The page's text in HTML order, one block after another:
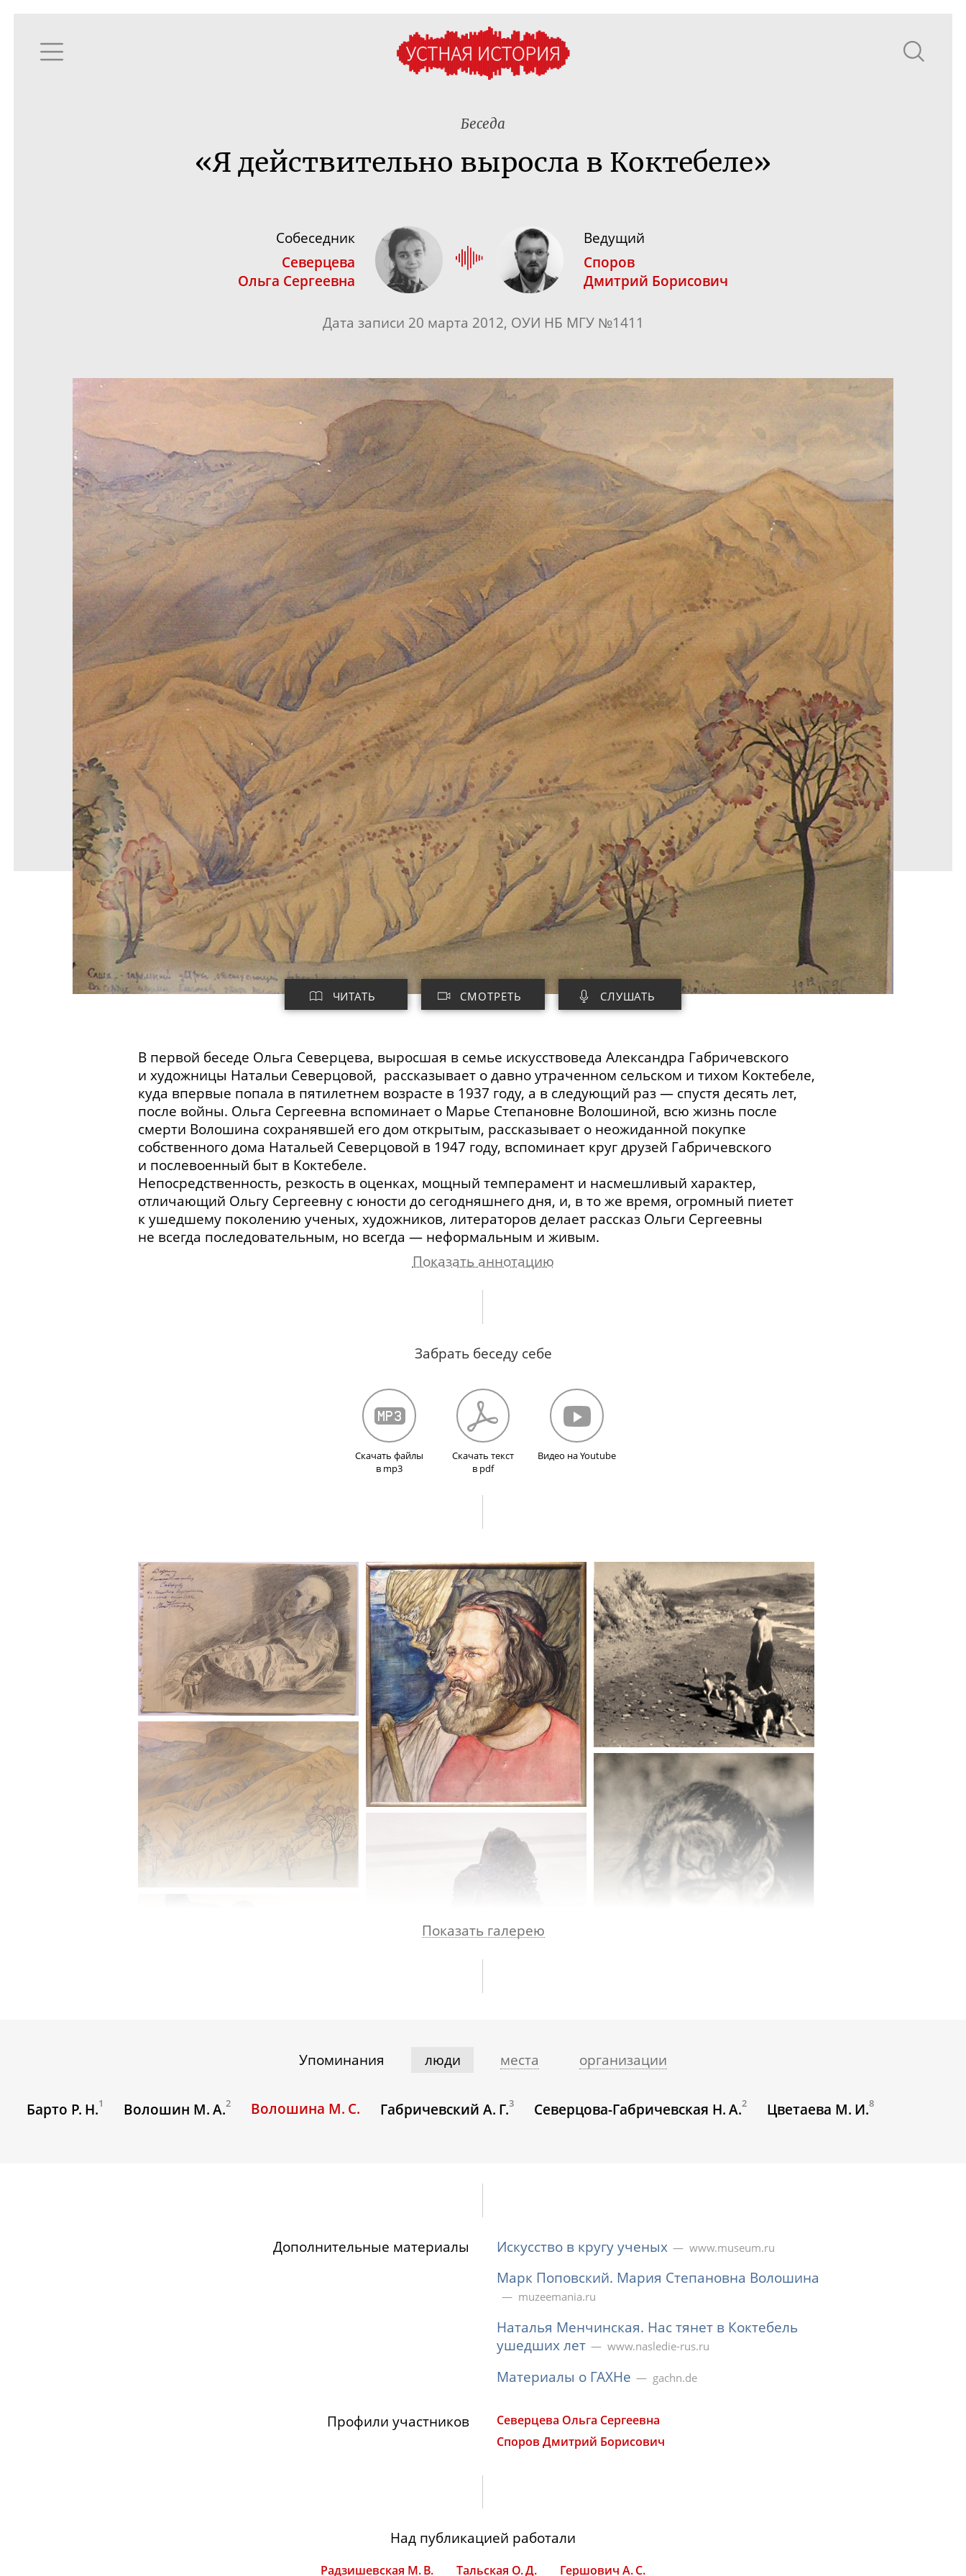
Беседа
«Я действительно выросла в Коктебеле»
Собеседник
Северцева
Ольга Сергеевна
Ведущий
Споров
Дмитрий Борисович
Дата записи 20 марта 2012, ОУИ НБ МГУ №1411
ЧИТАТЬ СМОТРЕТЬ СЛУШАТЬ
В первой беседе Ольга Северцева, выросшая в семье искусствоведа Александра Габричевского
и художницы Натальи Северцовой, рассказывает о давно утраченном сельском и тихом Коктебеле,
куда впервые попала в пятилетнем возрасте в 1937 году, а в следующий раз — спустя десять лет,
после войны. Ольга Сергеевна вспоминает о Марье Степановне Волошиной, всю жизнь после
смерти Волошина сохранявшей его дом открытым, рассказывает о неожиданной покупке
собственного дома Натальей Северцовой в 1947 году, вспоминает круг друзей Габричевского
и послевоенный быт в Коктебеле.
Непосредственность, резкость в оценках, мощный темперамент и насмешливый характер,
отличающий Ольгу Сергеевну с юности до сегодняшнего дня, и, в то же время, огромный пиетет
к ушедшему поколению ученых, художников, литераторов делает рассказ Ольги Сергеевны
не всегда последовательным, но всегда — неформальным и живым.
Знакомство А. Г. Габричевского и Н. А. Северцовой с М. А. Волошиным,
С. Северцевой и ее компании в юности в Коктебеле. О выселении коренных жителей Крыма в
О Доме творчества и его обитателях.Приезд в Крым Н. А. Северцовой и О. С. Северцевой
и неожиданная покупка дома в Коктебеле в 1947 г. О помощи М. С. Волошиной. Начало занятий
О деле ГАХН. О периоде жизни Марины Цветаевой в доме
Показать аннотацию
Забрать беседу себе
Скачать файлы
в mp3
Скачать текст
в pdf
Видео на Youtube
Показать галерею
Упоминания люди места организации
Барто Р. Н.1 Волошин М. А.2 Волошина М. С. Габричевский А. Г.3 Северцова-Габричевская Н. А.2 Цветаева М. И.8
Дополнительные материалы Искусство в кругу ученых www.museum.ru
Марк Поповский. Мария Степановна Волошина
muzeemania.ru
Наталья Менчинская. Нас тянет в Коктебель
ушедших лет
www.nasledie-rus.ru
Материалы о ГАХНе gachn.de
Профили участников
Северцева Ольга Сергеевна
Споров Дмитрий Борисович
Над публикацией работали
Радзишевская М. В. Тальская О. Д. Гершович А. С.